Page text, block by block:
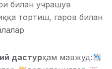
билан учрашув
тортиш, гаров билан
дастурҳам мавжуд: